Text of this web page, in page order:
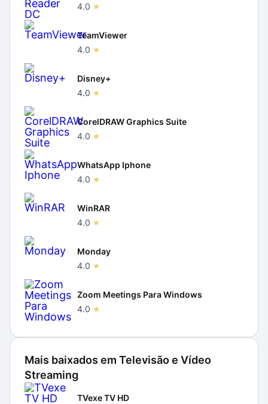
4.0
TeamViewer
4.0
Disney+
4.0
CorelDRAW Graphics Suite
4.0
WhatsApp Iphone
4.0
WinRAR
4.0
Monday
4.0
Zoom Meetings Para Windows
4.0
Mais baixados em Televisão e Vídeo
Streaming
TVexe TV HD